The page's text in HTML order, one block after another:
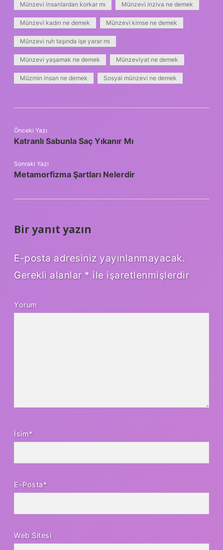
Münzevi insanlardan korkar mı Münzevi inziva ne demek
Münzevi kadın ne demek Münzevi kimse ne demek
Münzevi ruh taşında işe yarar mı
Münzevi yaşamak ne demek Münzeviyat ne demek
Müzmin insan ne demek Sosyal münzevi ne demek
Önceki Yazı
Katranlı Sabunla Saç Yıkanır Mı
Sonraki Yazı
Metamorfizma Şartları Nelerdir
Bir yanıt yazın
E-posta adresiniz yayınlanmayacak.
Gerekli alanlar * ile işaretlenmişlerdir
Yorum
İsim*
E-Posta*
Web Sitesi